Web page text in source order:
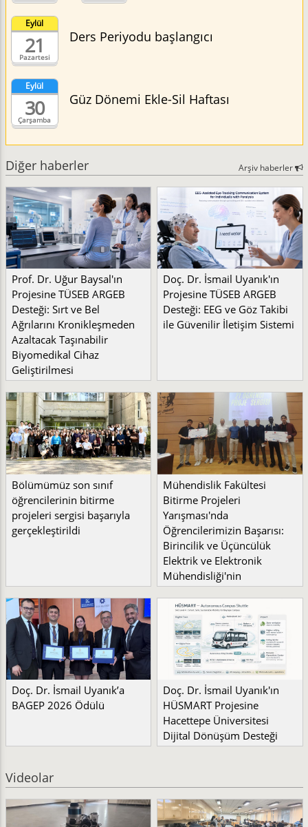
Pazartesi
Eylül
21 Ders Periyodu başlangıcı
Çarşamba
Eylül
30 Güz Dönemi Ekle-Sil Haftası
Diğer haberler Arşiv haberler
Prof. Dr. Uğur Baysal'ın
Projesine TÜSEB ARGEB
Desteği: Sırt ve Bel
Ağrılarını Kronikleşmeden
Azaltacak Taşınabilir
Biyomedikal Cihaz
Geliştirilmesi
Doç. Dr. İsmail Uyanık'ın
Projesine TÜSEB ARGEB
Desteği: EEG ve Göz Takibi
ile Güvenilir İletişim Sistemi
Bölümümüz son sınıf
öğrencilerinin bitirme
projeleri sergisi başarıyla
gerçekleştirildi
Mühendislik Fakültesi
Bitirme Projeleri
Yarışması'nda
Öğrencilerimizin Başarısı:
Birincilik ve Üçüncülük
Elektrik ve Elektronik
Mühendisliği'nin
Doç. Dr. İsmail Uyanık’a
BAGEP 2026 Ödülü
Doç. Dr. İsmail Uyanık'ın
HÜSMART Projesine
Hacettepe Üniversitesi
Dijital Dönüşüm Desteği
Videolar